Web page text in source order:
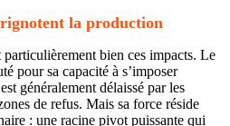
la production
bien ces impacts. Le
pour sa capacité à s’imposer
généralement délaissé par les
de refus. Mais sa force réside
: une racine pivot puissante qui